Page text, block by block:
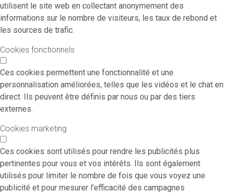
utilisent le site web en collectant anonymement des
informations sur le nombre de visiteurs, les taux de rebond et
les sources de trafic.
Cookies fonctionnels
Ces cookies permettent une fonctionnalité et une
personnalisation améliorées, telles que les vidéos et le chat en
direct. Ils peuvent être définis par nous ou par des tiers
externes.
Cookies marketing
Ces cookies sont utilisés pour rendre les publicités plus
pertinentes pour vous et vos intérêts. Ils sont également
utilisés pour limiter le nombre de fois que vous voyez une
publicité et pour mesurer l'efficacité des campagnes